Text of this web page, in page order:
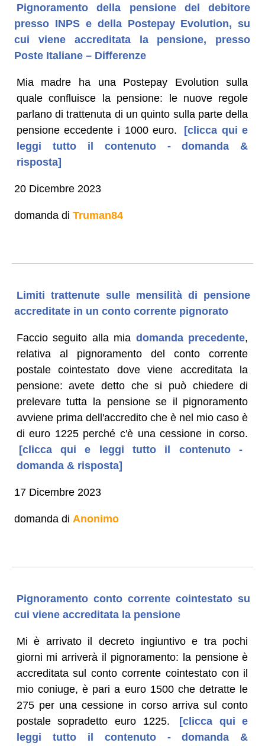
Pignoramento della pensione del debitore
presso INPS e della Postepay Evolution, su
cui viene accreditata la pensione, presso
Poste Italiane – Differenze
Mia madre ha una Postepay Evolution sulla
quale confluisce la pensione: le nuove regole
parlano di trattenuta di un quinto sulla parte della
pensione eccedente i 1000 euro.
[clicca qui e
leggi tutto il contenuto - domanda &
risposta]
20 Dicembre 2023
domanda di Truman84
Limiti trattenute sulle mensilità di pensione
accreditate in un conto corrente pignorato
Faccio seguito alla mia domanda precedente,
relativa al pignoramento del conto corrente
postale cointestato dove viene accreditata la
pensione: avete detto che si può chiedere di
prelevare tutta la pensione se il pignoramento
avviene prima dell'accredito che è nel mio caso è
di euro 1225 perché c'è una cessione in corso.
[clicca qui e leggi tutto il contenuto -
domanda & risposta]
17 Dicembre 2023
domanda di Anonimo
Pignoramento conto corrente cointestato su
cui viene accreditata la pensione
Mi è arrivato il decreto ingiuntivo e tra pochi
giorni mi arriverà il pignoramento: la pensione è
accreditata sul conto corrente cointestato con il
mio coniuge, è pari a euro 1500 che detratte le
275 per una cessione in corso arriva sul conto
postale sopradetto euro 1225.
[clicca qui e
leggi tutto il contenuto - domanda &